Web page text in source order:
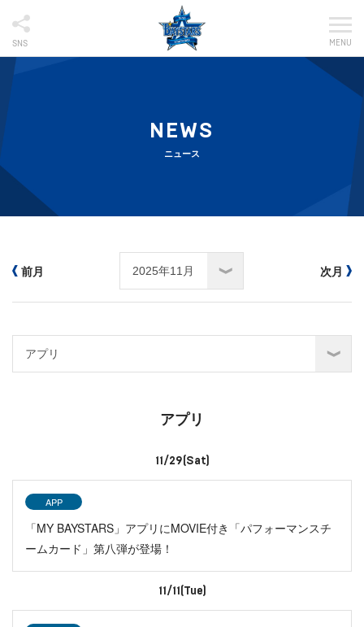
SNS MENU
NEWS
ニュース
前月 次月
アプリ
11/29(Sat)
APP
「MY BAYSTARS」アプリにMOVIE付き「パフォーマンスチ
ームカード」第八弾が登場！
11/11(Tue)